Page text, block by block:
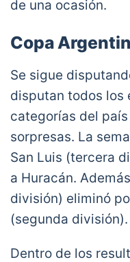
de una ocasión.
Copa
Se sigue
disputan todos los
categorías del
sorpresas. La
San Luis (tercera
a Huracán.
división) eliminó
(segunda división).
Dentro de los